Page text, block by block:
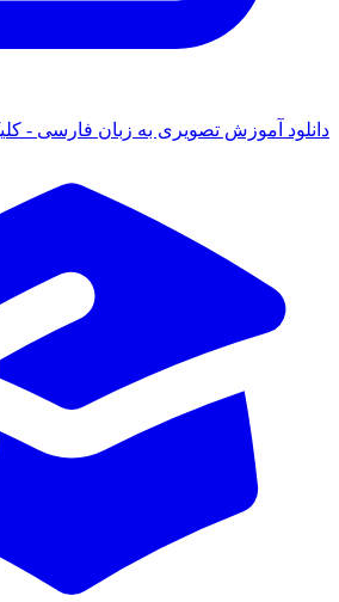
آموزش تصویری به زبان فارسی - کلیک کنید